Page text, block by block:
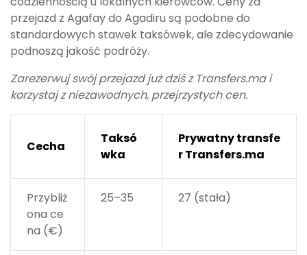
przejazd z Agafay do Agadiru są podobne do
standardowych stawek taksówek, ale zdecydowanie
podnoszą jakość podróży.
Zarezerwuj swój przejazd już dziś z Transfers.ma i
korzystaj z niezawodnych, przejrzystych cen.
Cecha
Taksó
wka
Prywatny transfe
r Transfers.ma
Przybliż
ona ce
na (€)
25–35 27 (stała)